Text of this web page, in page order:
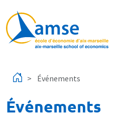
Événements
Événements